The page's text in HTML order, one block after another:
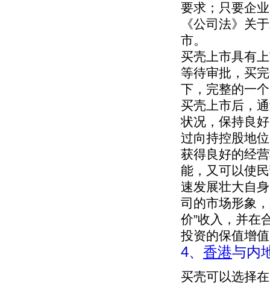
要求；只要企
《公司法》关
市。
买壳上市具有
等待审批，买
下，完整的一
买壳上市后，
状况，保持良
过向持控股地
获得良好的经
能，又可以使
速发展壮大自
司的市场形象
价”收入，并在
投资的保值增
4、 香港与内
买壳可以选择